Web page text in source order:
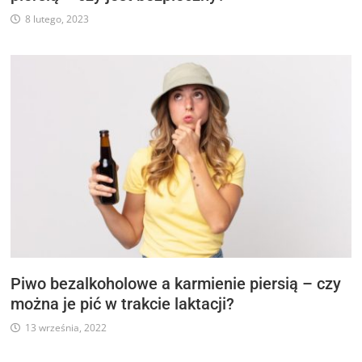
8 lutego, 2023
Piwo bezalkoholowe a karmienie piersią – czy
można je pić w trakcie laktacji?
13 września, 2022